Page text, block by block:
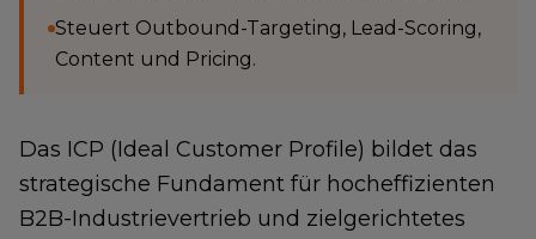
Steuert Outbound-Targeting, Lead-Scoring,
Content und Pricing.
Das ICP (Ideal Customer Profile) bildet das
strategische Fundament für hocheffizienten
B2B-Industrievertrieb und zielgerichtetes